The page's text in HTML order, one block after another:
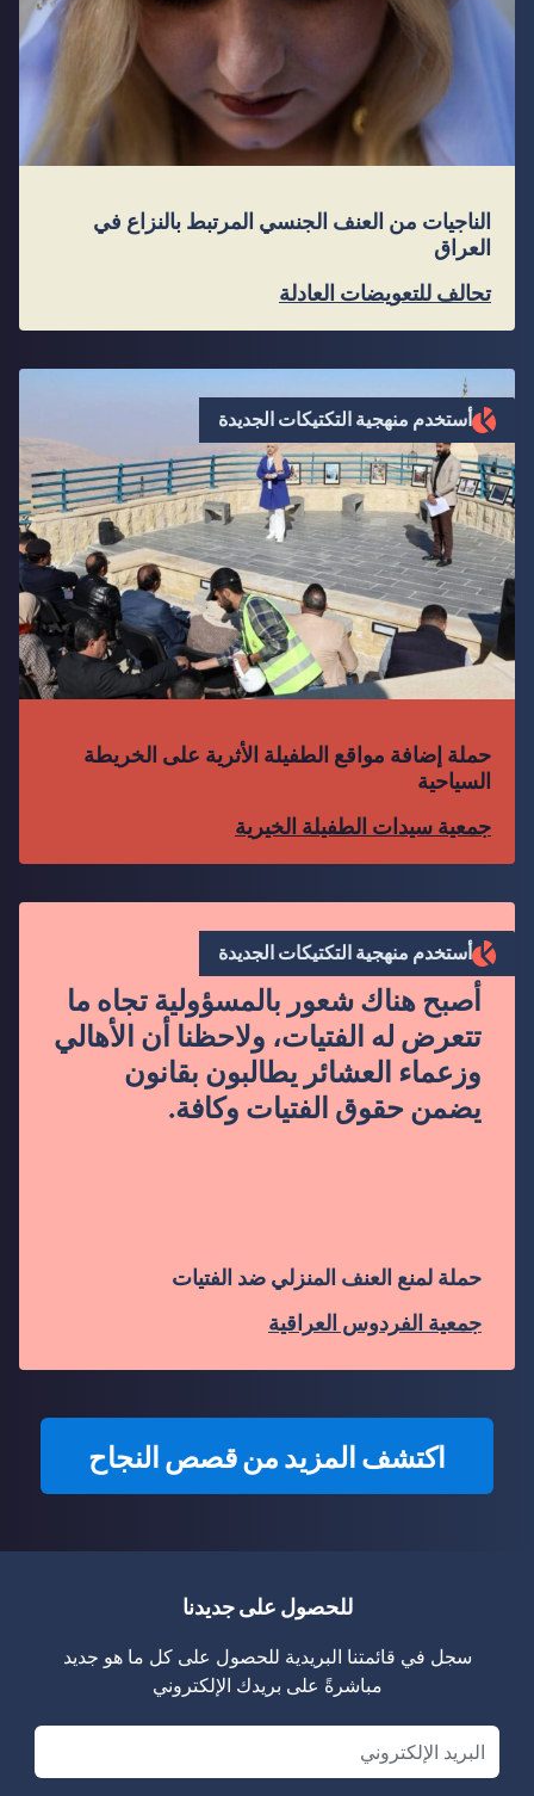
الناجيات من العنف الجنسي المرتبط بالنزاع في
العراق
تحالف للتعويضات العادلة
حملة إضافة مواقع الطفيلة الأثرية على الخريطة
السياحية
جمعية سيدات الطفيلة الخيرية
أستخدم منهجية التكتيكات الجديدة
”
أصبح هناك شعور بالمسؤولية تجاه ما
تتعرض له الفتيات، ولاحظنا أن الأهالي
وزعماء العشائر يطالبون بقانون
يضمن حقوق الفتيات وكافة.
حملة لمنع العنف المنزلي ضد الفتيات
جمعية الفردوس العراقية
أستخدم منهجية التكتيكات الجديدة
اكتشف المزيد من قصص النجاح
للحصول على جديدنا
سجل في قائمتنا البريدية للحصول على كل ما هو جديد
مباشرةً على بريدك الإلكتروني
Email